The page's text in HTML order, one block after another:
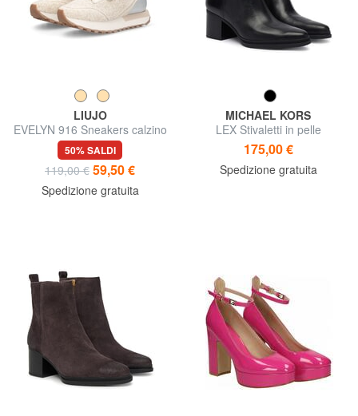
LIUJO
EVELYN 916 Sneakers calzino
50% SALDI
119,00 € 59,50 €
Spedizione gratuita
MICHAEL KORS
LEX Stivaletti in pelle
175,00 €
Spedizione gratuita